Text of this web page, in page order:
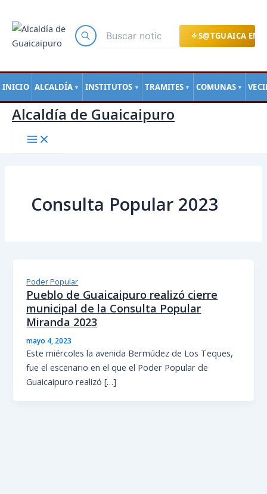
S@TGUAICA EN
INICIO ALCALDÍA ▼ INSTITUTOS ▼ TRAMITES ▼ COMUNAS ▼
contenido
Alcaldía de Guaicaipuro
Consulta Popular 2023
Poder Popular
Pueblo de Guaicaipuro realizó cierre
municipal de la Consulta Popular
Miranda 2023
mayo 4, 2023
Este miércoles la avenida Bermúdez de Los Teques,
fue el escenario en el que el Poder Popular de
Guaicaipuro realizó […]